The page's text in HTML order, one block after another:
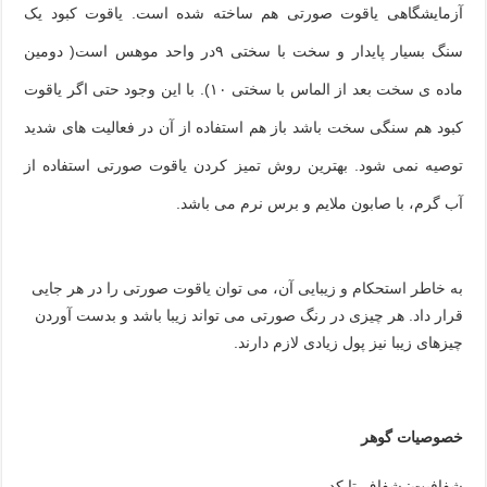
آزمایشگاهی یاقوت صورتی هم ساخته شده است. یاقوت کبود یک
سنگ بسیار پایدار و سخت با سختی ٩در واحد موهس است( دومین
ماده ی سخت بعد از الماس با سختی ١٠). با این وجود حتی اگر یاقوت
کبود هم سنگی سخت باشد باز هم استفاده از آن در فعالیت های شدید
توصیه نمی شود. بهترین روش تمیز کردن یاقوت صورتی استفاده از
آب گرم، با صابون ملایم و برس نرم می باشد
به خاطر استحکام و زیبایی آن، می توان یاقوت صورتی را در هر جایی
قرار داد. هر چیزی در رنگ صورتی می تواند زیبا باشد و بدست آوردن
چیزهای زیبا نیز پول زیادی لازم دارند
خصوصیات گوهر